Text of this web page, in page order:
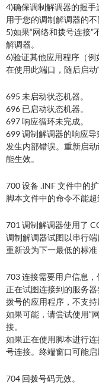
4)确保调制解调器的握
用于您的调制解调器的不
5)如果“网络和拨号连接
解调器。
6)验证其他应用程序（例
在使用此端口，随后启动
695 未启动状态机器。
696 已启动状态机器。
697 响应循环未完成。
699 调制解调器的响应导
发生内部错误。重新启
能生效。
700 设备 .INF 文件中的扩
脚本文件中的命令不能
701 调制解调器使用了
调制解调器试图以串行
重新设为下一最低的标准
703 连接需要用户信息，
正在试图连接到的服务
拨号的应用程序，不支持
如果可能，请尝试使用“
接。
如果正在使用脚本进行
号连接。终端窗口可能启
704 回拨号码无效。